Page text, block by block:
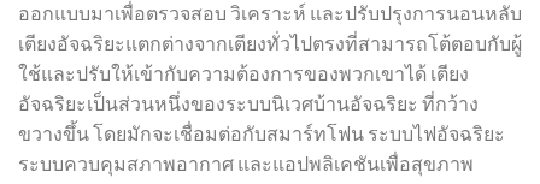
ออกแบบมาเพื่อตรวจสอบ วิเคราะห์ และปรับปรุงการนอนหลับ
เตียงอัจฉริยะแตกต่างจากเตียงทั่วไปตรงที่สามารถโต้ตอบกับผู้
ใช้และปรับให้เข้ากับความต้องการของพวกเขาได้ เตียง
อัจฉริยะเป็นส่วนหนึ่งของระบบนิเวศบ้านอัจฉริยะ ที่กว้าง
ขวางขึ้น โดยมักจะเชื่อมต่อกับสมาร์ทโฟน ระบบไฟอัจฉริยะ
ระบบควบคุมสภาพอากาศ และแอปพลิเคชันเพื่อสุขภาพ